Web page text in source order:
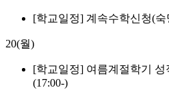
[학교일정] 계속수학신청(숙
20(월)
[학교일정] 여름계절학기 성
(17:00-)